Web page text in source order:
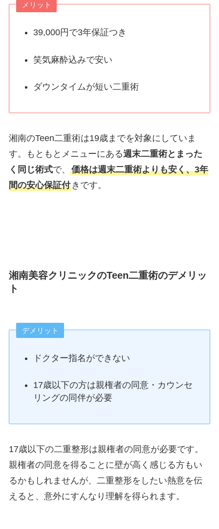
メリット
39,000円で3年保証つき
笑気麻酔込みで安い
ダウンタイムが短い二重術
湘南のTeen二重術は19歳までを対象にしていま
す。もともとメニューにある週末二重術とまった
く同じ術式で、 価格は週末二重術よりも安く、3年
間の安心保証付きです。
湘南美容クリニックのTeen二重術のデメリッ
ト
デメリット
ドクター指名ができない
17歳以下の方は親権者の同意・カウンセ
リングの同伴が必要
17歳以下の二重整形は親権者の同意が必要です。
親権者の同意を得ることに壁が高く感じる方もい
るかもしれませんが、二重整形をしたい熱意を伝
えると、意外にすんなり理解を得られます。